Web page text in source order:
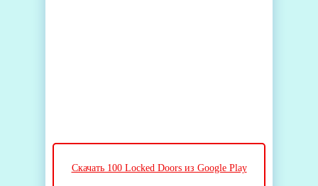
Скачать 100 Locked Doors из Google Play